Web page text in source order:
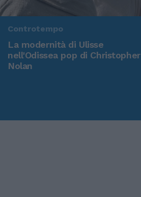
Controtempo
La modernità di Ulisse
nell'Odissea pop di Christopher
Nolan